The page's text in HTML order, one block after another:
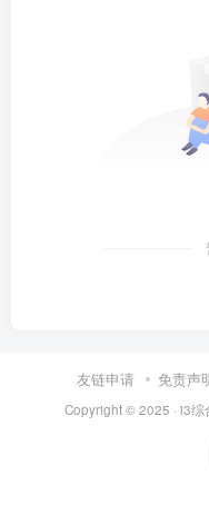
友链申请 免责声
Copyright © 2025 · i3综